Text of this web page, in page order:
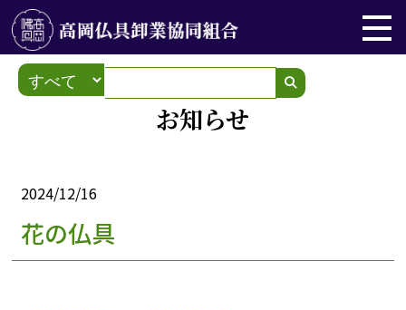
お知らせ
2024/12/16
花の仏具